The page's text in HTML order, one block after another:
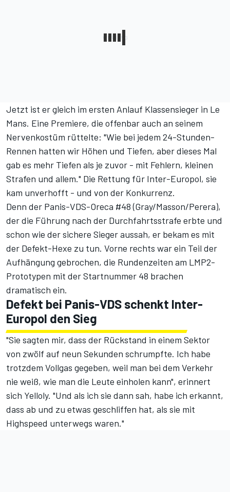
Jetzt ist er gleich im ersten Anlauf Klassensieger in Le
Mans. Eine Premiere, die offenbar auch an seinem
Nervenkostüm rüttelte: "Wie bei jedem 24-Stunden-
Rennen hatten wir Höhen und Tiefen, aber dieses Mal
gab es mehr Tiefen als je zuvor - mit Fehlern, kleinen
Strafen und allem." Die Rettung für Inter-Europol, sie
kam unverhofft - und von der Konkurrenz.
Denn der Panis-VDS-Oreca #48 (Gray/Masson/Perera),
der die Führung nach der Durchfahrtsstrafe erbte und
schon wie der sichere Sieger aussah, er bekam es mit
der Defekt-Hexe zu tun. Vorne rechts war ein Teil der
Aufhängung gebrochen, die Rundenzeiten am LMP2-
Prototypen mit der Startnummer 48 brachen
dramatisch ein.
Defekt bei Panis-VDS schenkt Inter-
Europol den Sieg
"Sie sagten mir, dass der Rückstand in einem Sektor
von zwölf auf neun Sekunden schrumpfte. Ich habe
trotzdem Vollgas gegeben, weil man bei dem Verkehr
nie weiß, wie man die Leute einholen kann", erinnert
sich Yelloly. "Und als ich sie dann sah, habe ich erkannt,
dass ab und zu etwas geschliffen hat, als sie mit
Highspeed unterwegs waren."